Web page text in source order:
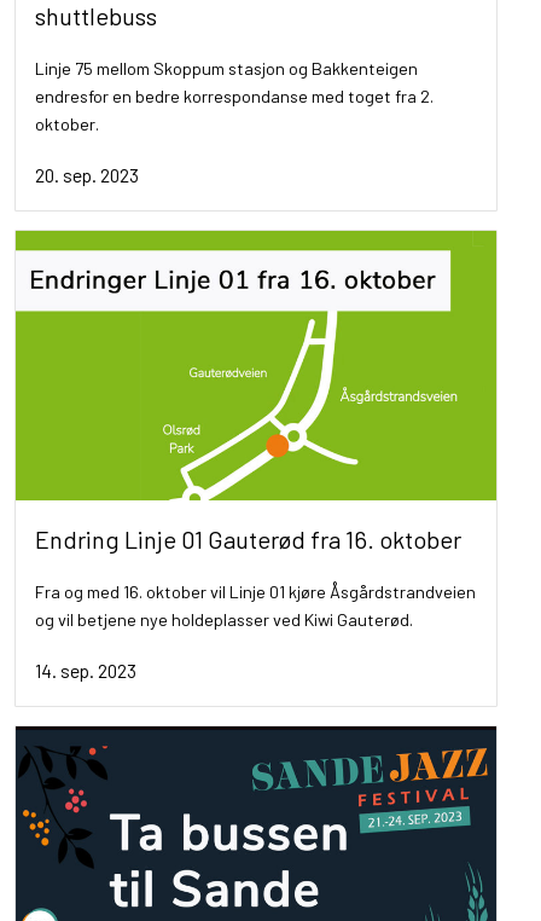
shuttlebuss
Linje 75 mellom Skoppum stasjon og Bakkenteigen
endresfor en bedre korrespondanse med toget fra 2.
oktober.
20. sep. 2023
Endring Linje 01 Gauterød fra 16. oktober
Fra og med 16. oktober vil Linje 01 kjøre Åsgårdstrandveien
og vil betjene nye holdeplasser ved Kiwi Gauterød.
14. sep. 2023